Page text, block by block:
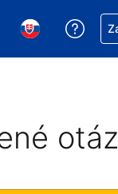
menu.
Vybrať jazyk.